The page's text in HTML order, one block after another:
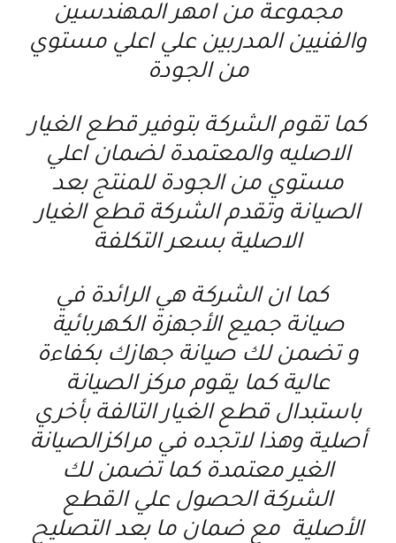
مجموعة من امهر المهندسين
والفنيين المدربين علي اعلي مستوي
من الجودة
كما تقوم الشركة بتوفير قطع الغيار
الاصليه والمعتمدة لضمان اعلي
مستوي من الجودة للمنتج بعد
الصيانة وتقدم الشركة قطع الغيار
الاصلية بسعر التكلفة
كما ان الشركة هي الرائدة في
صيانة جميع الأجهزة الكهربائية
و تضمن لك صيانة جهازك بكفاءة
عالية كما يقوم مركز الصيانة
باستبدال قطع الغيار التالفة بأخري
أصلية وهذا لاتجده في مراكزالصيانة
الغير معتمدة كما تضمن لك
الشركة الحصول علي القطع
الأصلية مع ضمان ما بعد التصليح